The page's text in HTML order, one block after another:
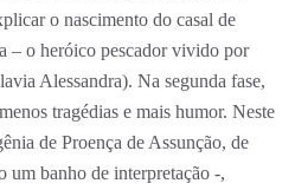
o nascimento do casal de
– o heróico pescador vivido por
Alessandra). Na segunda fase,
tragédias e mais humor. Neste
de Proença de Assunção, de
um banho de interpretação -,